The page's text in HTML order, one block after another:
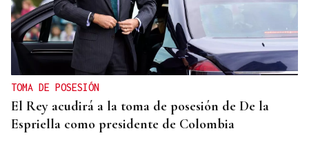
TOMA DE POSESIÓN
El Rey acudirá a la toma de posesión de De la
Espriella como presidente de Colombia